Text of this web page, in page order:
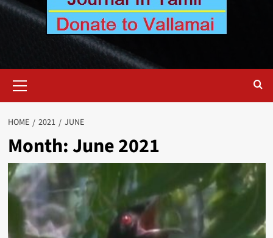
Menu
HOME 2021 JUNE
Month:June 2021